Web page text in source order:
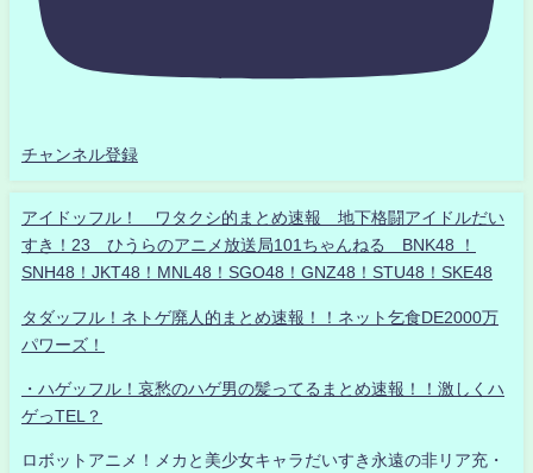
チャンネル登録
アイドッフル！ ワタクシ的まとめ速報 地下格闘アイドルだい
すき！23 ひうらのアニメ放送局101ちゃんねる BNK48 ！
SNH48！JKT48！MNL48！SGO48！GNZ48！STU48！SKE48
タダッフル！ネトゲ廃人的まとめ速報！！ネット乞食DE2000万
パワーズ！
・ハゲッフル！哀愁のハゲ男の髪ってるまとめ速報！！激しくハ
ゲっTEL？
ロボットアニメ！メカと美少女キャラだいすき永遠の非リア充・